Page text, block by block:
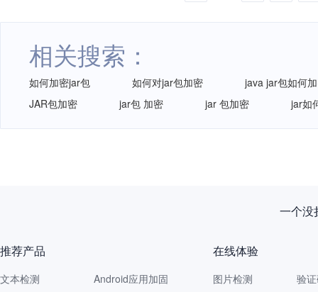
相关搜索：
如何加密jar包 如何对jar包加密
java jar包如何
JAR包加密
jar包 加密 jar 包加密 jar如
一个没
推荐产品
文本检测
Android应用加固
在线体验
图片检测
验